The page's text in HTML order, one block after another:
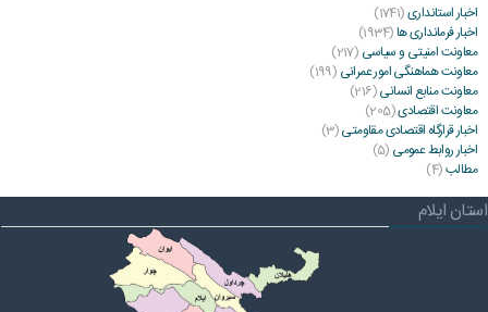
اخبار استانداری(1741)
اخبار فرمانداری ها(1934)
معاونت امنیتی و سیاسی (217)
معاونت هماهنگی امور عمرانی (199)
معاونت منابع انسانی(216)
معاونت اقتصادی(205)
اخبار قرارگاه اقتصادی مقاومتی(3)
اخبار روابط عمومی (5)
مطالب(4)
استان ایلام